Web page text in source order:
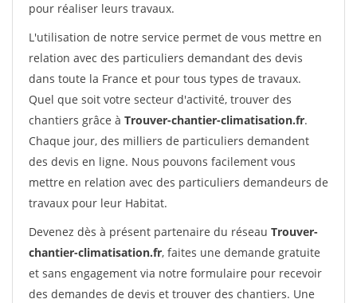
pour réaliser leurs travaux.
L'utilisation de notre service permet de vous mettre en
relation avec des particuliers demandant des devis
dans toute la France et pour tous types de travaux.
Quel que soit votre secteur d'activité, trouver des
chantiers grâce à Trouver-chantier-climatisation.fr.
Chaque jour, des milliers de particuliers demandent
des devis en ligne. Nous pouvons facilement vous
mettre en relation avec des particuliers demandeurs de
travaux pour leur Habitat.
Devenez dès à présent partenaire du réseau Trouver-
chantier-climatisation.fr, faites une demande gratuite
et sans engagement via notre formulaire pour recevoir
des demandes de devis et trouver des chantiers. Une